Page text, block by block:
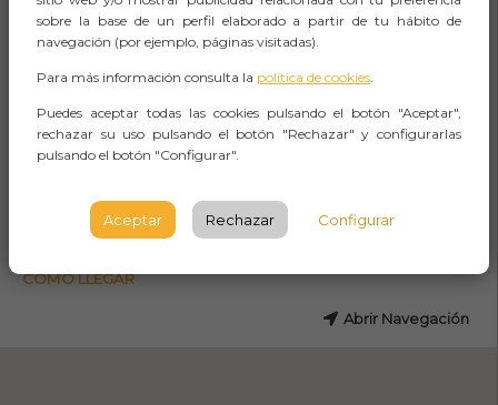
Las Palmas de Gran Canaria
Plaza del Pilar Nuevo, Las
Palmas
PALMAS DE GRAN CANARIA
(LAS)
CÓMO LLEGAR
Abrir Navegación
sobre la base de un perfil elaborado a partir de tu hábito de
navegación (por ejemplo, páginas visitadas).
Para más información consulta la política de cookies.
Puedes aceptar todas las cookies pulsando el botón "Aceptar",
rechazar su uso pulsando el botón "Rechazar" y configurarlas
pulsando el botón "Configurar".
Aceptar Rechazar Configurar